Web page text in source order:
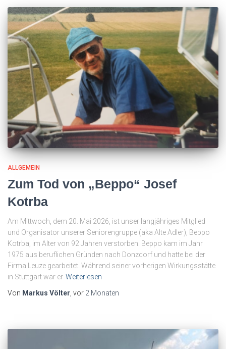
ALLGEMEIN
Zum Tod von „Beppo“ Josef
Kotrba
Am Mittwoch, dem 20. Mai 2026, ist unser langjähriges Mitglied
und Organisator unserer Seniorengruppe (aka Alte Adler), Beppo
Kotrba, im Alter von 92 Jahren verstorben. Beppo kam im Jahr
1975 aus beruflichen Gründen nach Donzdorf und hatte bei der
Firma Leuze gearbeitet. Während seiner vorherigen Wirkungsstätte
in Stuttgart war er Weiterlesen
Von Markus Völter , vor 2 Monaten